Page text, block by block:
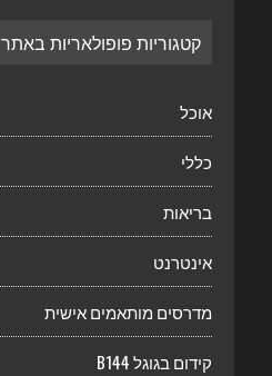
קטגוריות פופולאריות באתר
אוכל
כללי
בריאות
אינטרנט
מדרסים מותאמים אישית
קידום בגוגל B144